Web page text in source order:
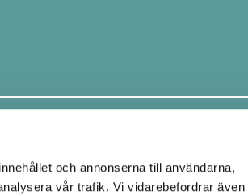
och annonserna till användarna,
vår trafik. Vi vidarebefordrar även